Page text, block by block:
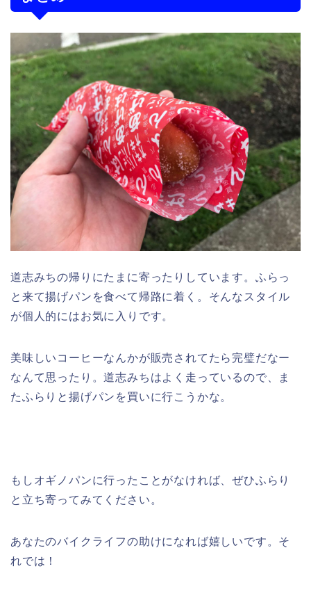
道志みちの帰りにたまに寄ったりしています。ふらっ
と来て揚げパンを食べて帰路に着く。そんなスタイル
が個人的にはお気に入りです。
美味しいコーヒーなんかが販売されてたら完璧だなー
なんて思ったり。道志みちはよく走っているので、ま
たふらりと揚げパンを買いに行こうかな。
もしオギノパンに行ったことがなければ、ぜひふらり
と立ち寄ってみてください。
あなたのバイクライフの助けになれば嬉しいです。そ
れでは！